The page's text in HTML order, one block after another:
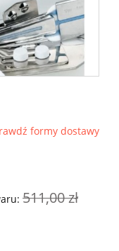
płatnościformy dostawy
511,00 zł